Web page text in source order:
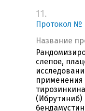
11.
Протокол №
Название
слепое,
применения
(Ибрутиниб)